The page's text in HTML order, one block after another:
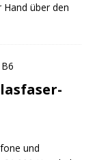
über den
und